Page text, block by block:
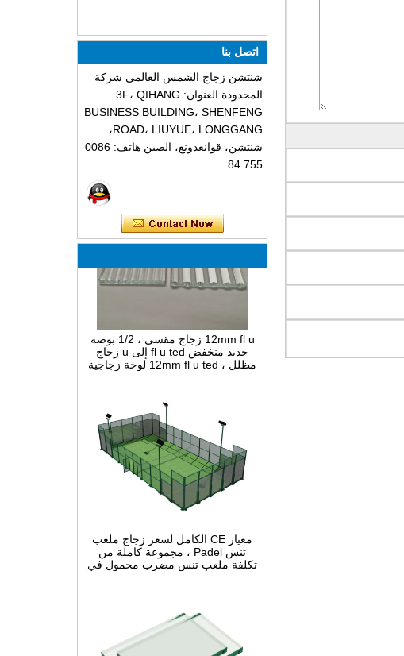
اتصل بنا
شنتشن زجاج الشمس العالمي شركة
المحدودة العنوان: 3F، QIHANG
BUSINESS BUILDING، SHENFENG
ROAD، LIUYUE، LONGGANG،
شنتشن، قوانغدونغ، الصين هاتف: 0086
755 84...
حديد منخفض fl u ted إلى u زجاج
مظلل ، 12mm fl u ted لوحة زجاجية
ضيقة مقوسة للزينة الداخلية
تنس Padel ، مجموعة كاملة من
تكلفة ملعب تنس مضرب محمول في
الصين ، أنظمة بناء Padel Court
داخلية وخارجية للبيع